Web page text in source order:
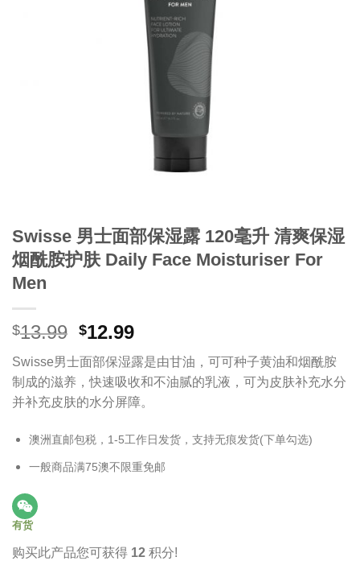
Swisse 男士面部保湿露 120毫升 清爽保湿
烟酰胺护肤 Daily Face Moisturiser For
Men
$13.99 原
价
为：
$13.99。
$12.99当
前
价
格
为：
Swisse男士面部保湿露是由甘油，可可种子黄油和烟酰胺
制成的滋养，快速吸收和不油腻的乳液，可为皮肤补充水分
并补充皮肤的水分屏障。
澳洲直邮包税，1-5工作日发货，支持无痕发货(下单勾选)
一般商品满75澳不限重免邮
有货
购买此产品您可获得 12 积分!